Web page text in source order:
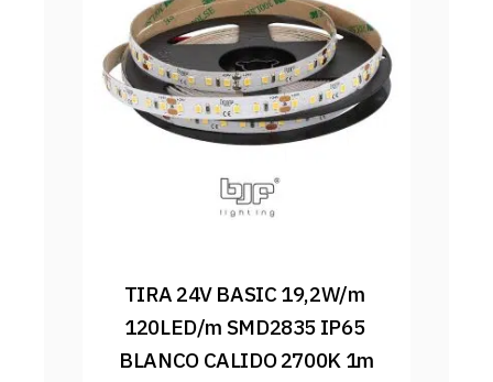
TIRA 24V BASIC 19,2W/m
120LED/m SMD2835 IP65
BLANCO CALIDO 2700K 1m